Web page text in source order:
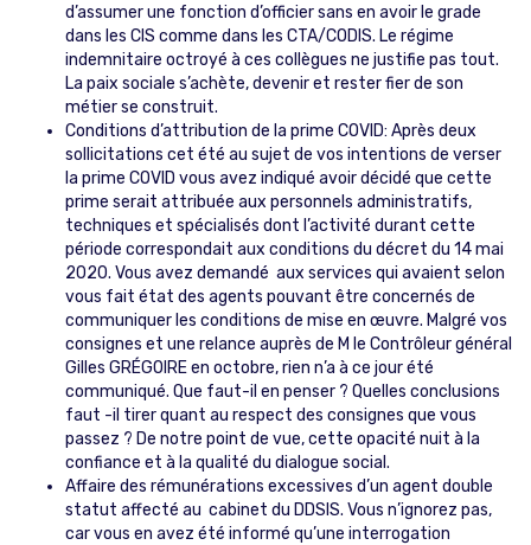
d’assumer une fonction d’officier sans en avoir le grade
dans les CIS comme dans les CTA/CODIS. Le régime
indemnitaire octroyé à ces collègues ne justifie pas tout.
La paix sociale s’achète, devenir et rester fier de son
métier se construit.
Conditions d’attribution de la prime COVID: Après deux
sollicitations cet été au sujet de vos intentions de verser
la prime COVID vous avez indiqué avoir décidé que cette
prime serait attribuée aux personnels administratifs,
techniques et spécialisés dont l’activité durant cette
période correspondait aux conditions du décret du 14 mai
2020. Vous avez demandé aux services qui avaient selon
vous fait état des agents pouvant être concernés de
communiquer les conditions de mise en œuvre. Malgré vos
consignes et une relance auprès de M le Contrôleur général
Gilles GRÉGOIRE en octobre, rien n’a à ce jour été
communiqué. Que faut-il en penser ? Quelles conclusions
faut -il tirer quant au respect des consignes que vous
passez ? De notre point de vue, cette opacité nuit à la
confiance et à la qualité du dialogue social.
Affaire des rémunérations excessives d’un agent double
statut affecté au cabinet du DDSIS. Vous n’ignorez pas,
car vous en avez été informé qu’une interrogation